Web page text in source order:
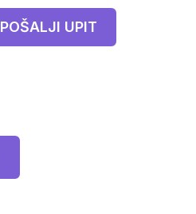
POŠALJI UPIT